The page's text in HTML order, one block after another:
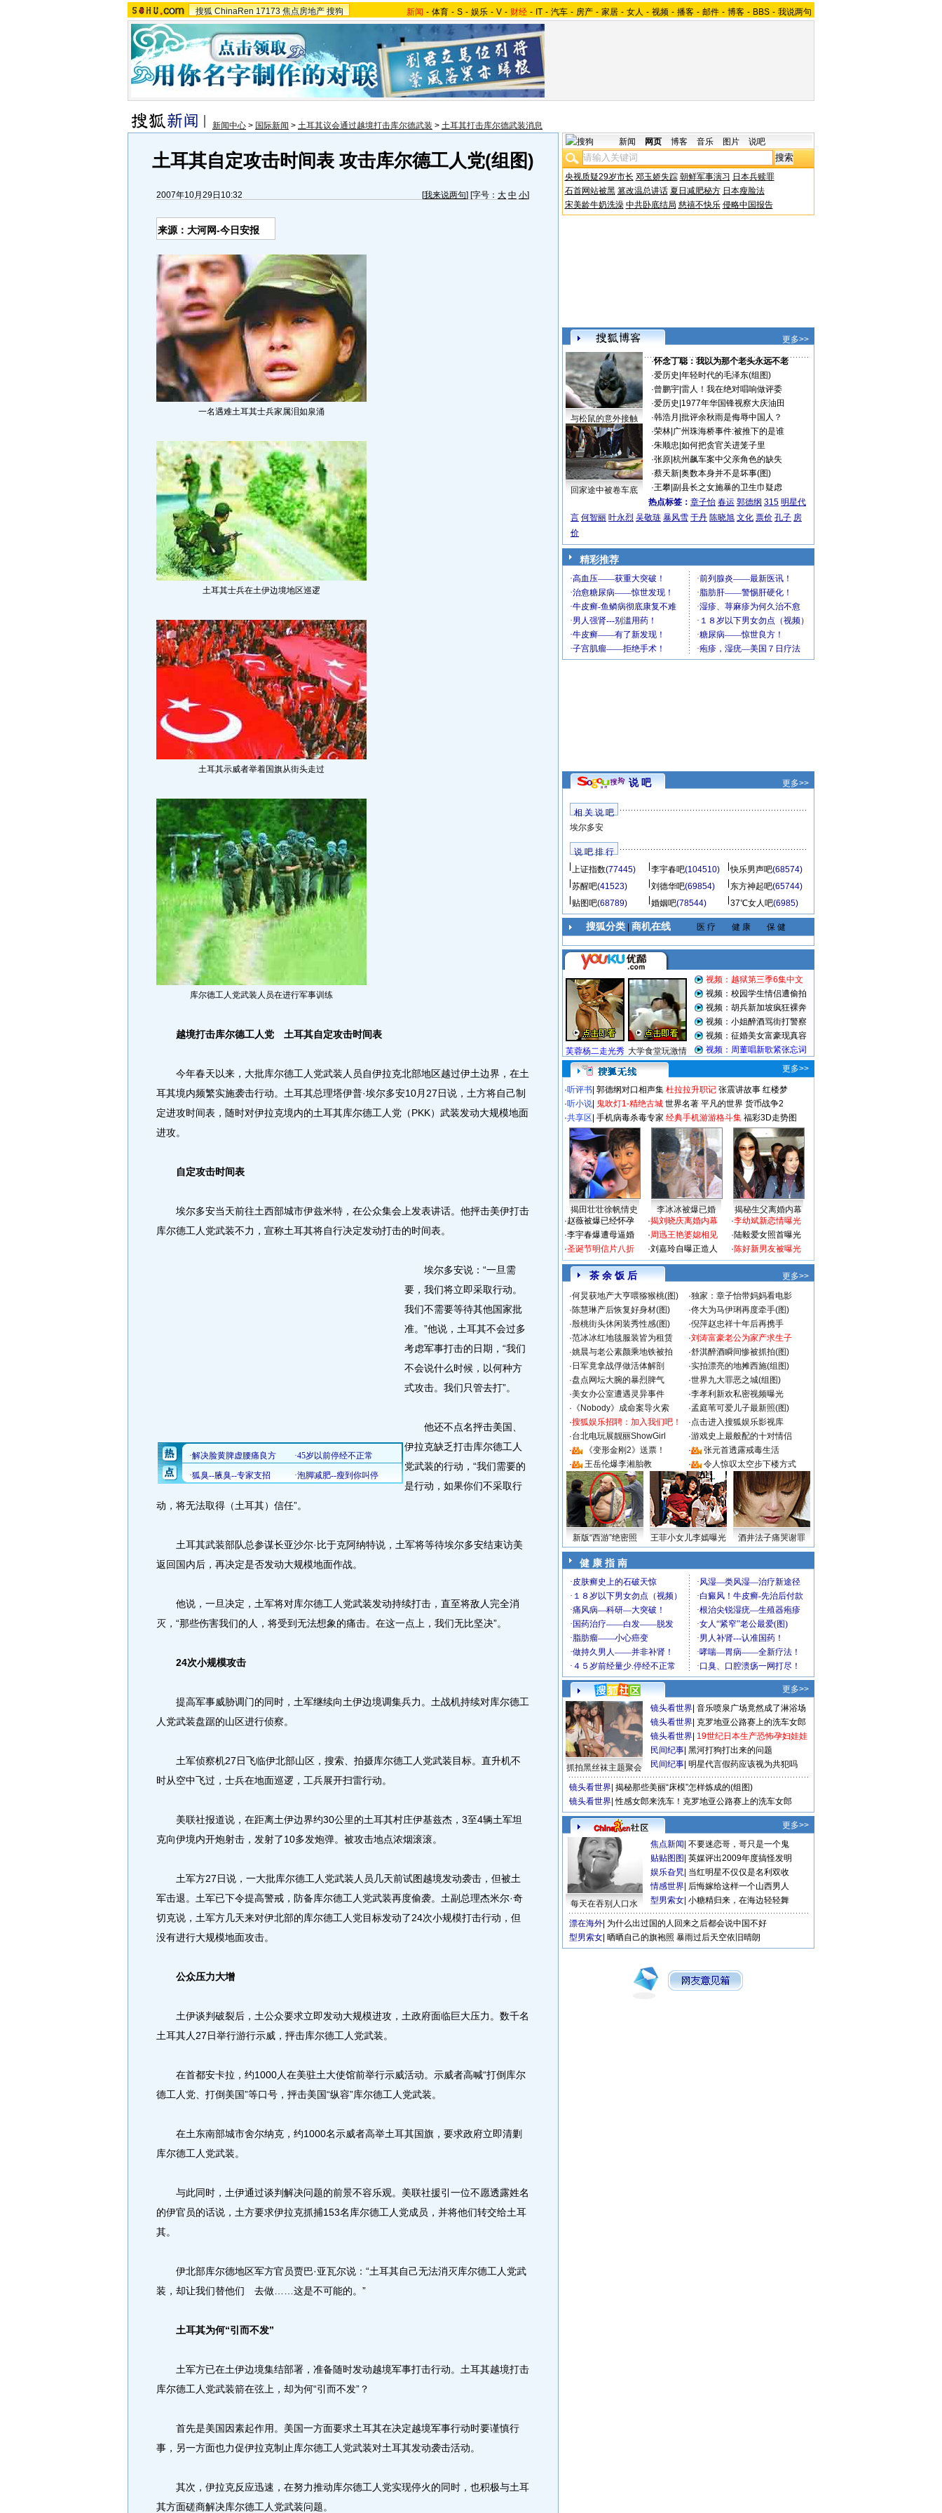
搜狐 ChinaRen 17173 焦点房地产 搜狗 新闻 - 体育 - S - 娱乐 - V - 财经 - IT - 汽车 - 房产 - 家居 - 女人 - 视频 - 播客 - 邮件 - 博客 - BBS - 我说两句
新闻中心 > 国际新闻 > 土耳其议会通过越境打击库尔德武装 > 土耳其打击库尔德武装消息
土耳其自定攻击时间表 攻击库尔德工人党(组图)
2007年10月29日10:32 [我来说两句] [字号： 大 中 小]
来源：大河网-今日安报
一名遇难土耳其士兵家属泪如泉涌
土耳其士兵在土伊边境地区巡逻
土耳其示威者举着国旗从街头走过
库尔德工人党武装人员在进行军事训练
越境打击库尔德工人党 土耳其自定攻击时间表
今年春天以来，大批库尔德工人党武装人员自伊拉克北部地区越过伊土边界，在土
耳其境内频繁实施袭击行动。土耳其总理塔伊普·埃尔多安10月27日说，土方将自己制
定进攻时间表，随时对伊拉克境内的土耳其库尔德工人党（PKK）武装发动大规模地面
进攻。
自定攻击时间表
埃尔多安当天前往土西部城市伊兹米特，在公众集会上发表讲话。他抨击美伊打击
库尔德工人党武装不力，宣称土耳其将自行决定发动打击的时间表。
埃尔多安说：“一旦需
要，我们将立即采取行动。
我们不需要等待其他国家批
准。”他说，土耳其不会过多
考虑军事打击的日期，“我们
不会说什么时候，以何种方
式攻击。我们只管去打”。
他还不点名抨击美国、
伊拉克缺乏打击库尔德工人
党武装的行动，“我们需要的
是行动，如果你们不采取行
动，将无法取得（土耳其）信任”。
土耳其武装部队总参谋长亚沙尔·比于克阿纳特说，土军将等待埃尔多安结束访美
返回国内后，再决定是否发动大规模地面作战。
他说，一旦决定，土军将对库尔德工人党武装发动持续打击，直至将敌人完全消
灭，“那些伤害我们的人，将受到无法想象的痛击。在这一点上，我们无比坚决”。
24次小规模攻击
提高军事威胁调门的同时，土军继续向土伊边境调集兵力。土战机持续对库尔德工
人党武装盘踞的山区进行侦察。
土军侦察机27日飞临伊北部山区，搜索、拍摄库尔德工人党武装目标。直升机不
时从空中飞过，士兵在地面巡逻，工兵展开扫雷行动。
美联社报道说，在距离土伊边界约30公里的土耳其村庄伊基兹杰，3至4辆土军坦
克向伊境内开炮射击，发射了10多发炮弹。被攻击地点浓烟滚滚。
土军方27日说，一大批库尔德工人党武装人员几天前试图越境发动袭击，但被土
军击退。土军已下令提高警戒，防备库尔德工人党武装再度偷袭。土副总理杰米尔·奇
切克说，土军方几天来对伊北部的库尔德工人党目标发动了24次小规模打击行动，但
没有进行大规模地面攻击。
公众压力大增
土伊谈判破裂后，土公众要求立即发动大规模进攻，土政府面临巨大压力。数千名
土耳其人27日举行游行示威，抨击库尔德工人党武装。
在首都安卡拉，约1000人在美驻土大使馆前举行示威活动。示威者高喊“打倒库尔
德工人党、打倒美国”等口号，抨击美国“纵容”库尔德工人党武装。
在土东南部城市舍尔纳克，约1000名示威者高举土耳其国旗，要求政府立即清剿
库尔德工人党武装。
与此同时，土伊通过谈判解决问题的前景不容乐观。美联社援引一位不愿透露姓名
的伊官员的话说，土方要求伊拉克抓捕153名库尔德工人党成员，并将他们转交给土耳
其。
伊北部库尔德地区军方官员贾巴·亚瓦尔说：“土耳其自己无法消灭库尔德工人党武
装，却让我们替他们 去做……这是不可能的。”
土耳其为何“引而不发”
土军方已在土伊边境集结部署，准备随时发动越境军事打击行动。土耳其越境打击
库尔德工人党武装箭在弦上，却为何“引而不发”？
首先是美国因素起作用。美国一方面要求土耳其在决定越境军事行动时要谨慎行
事，另一方面也力促伊拉克制止库尔德工人党武装对土耳其发动袭击活动。
其次，伊拉克反应迅速，在努力推动库尔德工人党实现停火的同时，也积极与土耳
其方面磋商解决库尔德工人党武装问题。
新闻 网页 博客 音乐 图片 说吧
央视质疑29岁市长 邓玉娇失踪 朝鲜军事演习 日本兵赎罪
石首网站被黑 篡改温总讲话 夏日减肥秘方 日本瘦脸法
宋美龄牛奶洗澡 中共卧底结局 慈禧不快乐 侵略中国报告
更多>>
与松鼠的意外接触
回家途中被卷车底
·怀念丁聪：我以为那个老头永远不老
·爱历史 年轻时代的毛泽东(组图)
·曾鹏宇| 雷人！我在绝对唱响做评委
·爱历史 1977年华国锋视察大庆油田
·韩浩月 批评余秋雨是侮辱中国人？
·荣林| 广州珠海桥事件:被推下的是谁
·朱顺忠 如何把贪官关进笼子里
·张原| 杭州飙车案中父亲角色的缺失
·蔡天新| 奥数本身并不是坏事(图)
·王攀| 副县长之女施暴的卫生巾疑虑
热点标签： 章子怡 春运 郭德纲 315 明星代
言 何智丽 叶永烈 吴敬琏 暴风雪 于丹 陈晓旭 文化 票价 孔子 房
价
精彩推荐
说 吧 更多>>
相 关 说 吧
埃尔多安
说 吧 排 行
上证指数(77445) 李宇春吧(104510) 快乐男声吧(68574)
苏醒吧(41523) 刘德华吧(69854) 东方神起吧(65744)
贴图吧(68789) 婚姻吧(78544) 37℃女人吧(6985)
搜狐分类| 商机在线 医 疗 健 康 保 健
芙蓉杨二走光秀 大学食堂玩激情
视频：越狱第三季6集中文
视频：校园学生情侣遭偷拍
视频：胡兵新加坡疯狂裸奔
视频：小姐醉酒骂街打警察
视频：征婚美女富豪现真容
视频：周董唱新歌紧张忘词
更多>>
·听评书 郭德纲对口相声集 杜拉拉升职记 张震讲故事 红楼梦
·听小说 鬼吹灯1-精绝古城 世界名著 平凡的世界 货币战争2
·共享区 手机病毒杀毒专家 经典手机游游格斗集 福彩3D走势图
揭田壮壮徐帆情史 李冰冰被爆已婚
揭秘生父离婚内幕
·赵薇被爆已经怀孕
·李宇春爆遭母逼婚
·圣诞节明信片八折
·揭刘晓庆离婚内幕
·周迅王艳婆媳相见
·刘嘉玲自曝正造人
·李幼斌新恋情曝光
·陆毅爱女照首曝光
·陈好新男友被曝光
茶 余 饭 后
更多>>
·何炅获地产大亨喂猕猴桃(图) ·独家：章子怡带妈妈看电影
·陈慧琳产后恢复好身材(图) ·佟大为马伊琍再度牵手(图)
·殷桃街头休闲装秀性感(图) ·倪萍赵忠祥十年后再携手
·范冰冰红地毯服装皆为租赁 ·刘涛富豪老公为家产求生子
·姚晨与老公素颜乘地铁被拍 ·舒淇醉酒瞬间惨被抓拍(图)
· 日军竟拿战俘做活体解剖 ·实拍漂亮的地摊西施(组图)
·盘点网坛大腕的暴烈脾气 ·世界九大罪恶之城(组图)
·美女办公室遭遇灵异事件 ·李孝利新欢私密视频曝光
· 《Nobody》成命案导火索 ·孟庭苇可爱儿子最新照(图)
·搜狐娱乐招聘：加入我们吧！ ·点击进入搜狐娱乐影视库
·台北电玩展靓丽ShowGirl ·游戏史上最般配的十对情侣
·
《变形金刚2》送票！ ·
张元首透露戒毒生活
·
王岳伦爆李湘胎教 · 令人惊叹太空步下楼方式
新版“西游”绝密照 王菲小女儿李嫣曝光 酒井法子痛哭谢罪
健 康 指 南
更多>>
抓拍黑丝袜主题聚会
镜头看世界 音乐喷泉广场竟然成了淋浴场
镜头看世界 克罗地亚公路赛上的洗车女郎
镜头看世界 19世纪日本生产恐怖孕妇娃娃
民间纪事 黑河打狗打出来的问题
民间纪事 明星代言假药应该视为共犯吗
镜头看世界 揭秘那些美丽“床模”怎样炼成的(组图)
镜头看世界 性感女郎来洗车！克罗地亚公路赛上的洗车女郎
更多>>
每天在吞别人口水
焦点新闻 不要迷恋哥，哥只是一个鬼
贴贴图图 英媒评出2009年度搞怪发明
娱乐旮旯 当红明星不仅仅是名利双收
情感世界 后悔嫁给这样一个山西男人
型男索女 小糖精归来，在海边轻轻舞
漂在海外 为什么出过国的人回来之后都会说中国不好
型男索女 晒晒自己的旗袍照 暴雨过后天空依旧晴朗